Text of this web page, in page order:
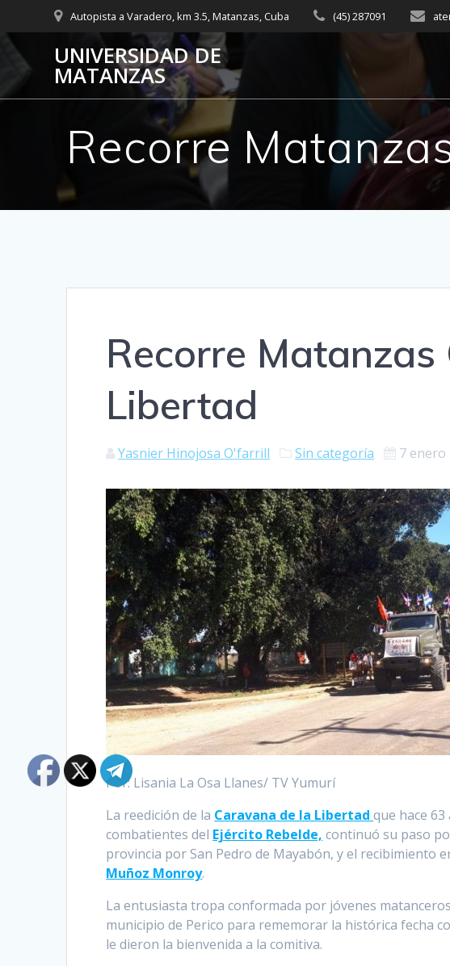
al
contenido
Autopista a Varadero, km 3.5, Matanzas, Cuba (45) 287091
UNIVERSIDAD DE
MATANZAS
Recorre
Recorre
Libertad
Yasnier Hinojosa O'farrill Sin categoría 7 enero
Por:Lisania La Osa Llanes/ TV Yumurí
La reedición de la Caravana de la Libertad que hace
combatientes del Ejército Rebelde, continuó su paso
provincia por San Pedro de Mayabón, y el recibimiento
Muñoz Monroy.
La entusiasta tropa conformada por jóvenes
municipio de Perico para rememorar la histórica fecha
le dieron la bienvenida a la comitiva.